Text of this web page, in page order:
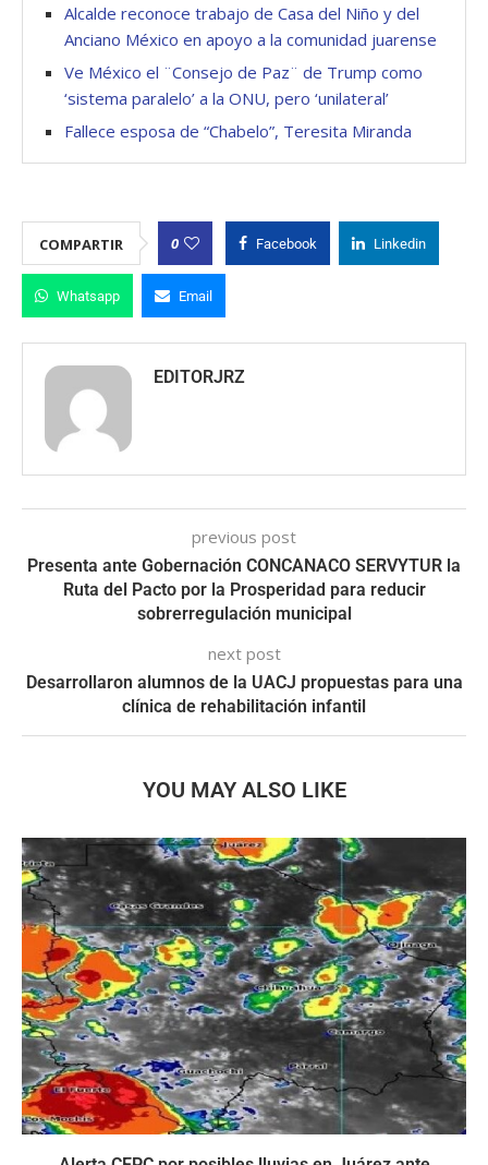
Alcalde reconoce trabajo de Casa del Niño y del
Anciano México en apoyo a la comunidad juarense
Ve México el ¨Consejo de Paz¨ de Trump como
‘sistema paralelo’ a la ONU, pero ‘unilateral’
Fallece esposa de “Chabelo”, Teresita Miranda
COMPARTIR 0 Facebook Linkedin
Whatsapp Email
EDITORJRZ
previous post
Presenta ante Gobernación CONCANACO SERVYTUR la
Ruta del Pacto por la Prosperidad para reducir
sobrerregulación municipal
next post
Desarrollaron alumnos de la UACJ propuestas para una
clínica de rehabilitación infantil
YOU MAY ALSO LIKE